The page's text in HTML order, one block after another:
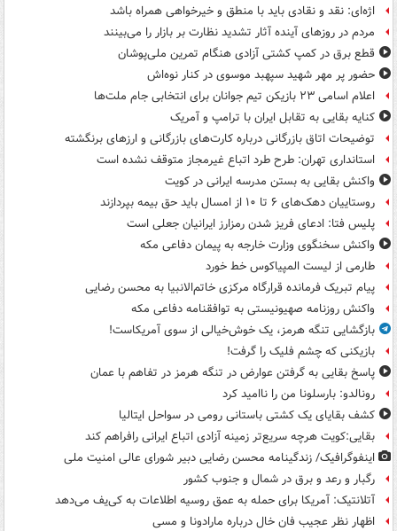
اژه‌ای: نقد و نقادی باید با منطق و خیرخواهی همراه باشد
مردم در روزهای آینده آثار تشدید نظارت بر بازار را می‌بینند
قطع برق در کمپ کشتی آزادی هنگام تمرین ملی‌پوشان
حضور پر مهر شهید سپهبد موسوی در کنار نوه‌اش
اعلام اسامی ۲۳ بازیکن تیم جوانان برای انتخابی جام ملت‌ها
کنایه بقایی به تقابل ایران با ترامپ و آمریک
توضیحات اتاق بازرگانی درباره کارت‌های بازرگانی و ارزهای برنگشته
استانداری تهران: طرح طرد اتباع غیرمجاز متوقف نشده است
واکنش بقایی به بستن مدرسه ایرانی در کویت
روستاییان دهک‌های ۶ تا ۱۰ از امسال باید حق بیمه بپردازند
پلیس فتا: ادعای فریز شدن رمزارز ایرانیان جعلی است
واکنش سخنگوی وزارت خارجه به پیمان دفاعی مکه
طارمی از لیست المپیاکوس خط خورد
پیام تبریک فرمانده قرارگاه مرکزی خاتم‌الانبیا به محسن رضایی
واکنش روزنامه صهیونیستی به توافقنامه دفاعی مکه
بازگشایی تنگه هرمز، یک خوش‌خیالی از سوی آمریکاست!
بازیکنی که چشم فلیک را گرفت!
پاسخ بقایی به گرفتن عوارض در تنگه هرمز در تفاهم با عمان
رونالدو: بارسلونا من را ناامید کرد
کشف بقایای یک کشتی باستانی رومی در سواحل ایتالیا
بقایی:کویت هرچه سریع‌تر زمینه آزادی اتباع ایرانی رافراهم کند
اینفوگرافیک/ زندگینامه محسن رضایی دبیر شورای عالی امنیت‌ ملی
رگبار و رعد و برق در شمال و جنوب کشور
آتلانتیک: آمریکا برای حمله به عمق روسیه اطلاعات به کی‌یف می‌دهد
اظهار نظر عجیب فان خال درباره مارادونا و مسی